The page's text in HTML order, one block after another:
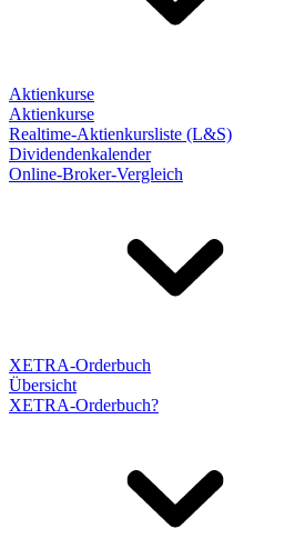
Aktienkurse
Aktienkurse
Realtime-Aktienkursliste (L&S)
Dividendenkalender
Online-Broker-Vergleich
XETRA-Orderbuch
Übersicht
XETRA-Orderbuch?